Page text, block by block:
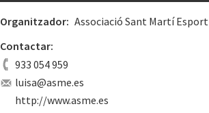
Organitzador: Associació Sant Martí Esport
Contactar:
933 054 959
luisa@asme.es
http://www.asme.es